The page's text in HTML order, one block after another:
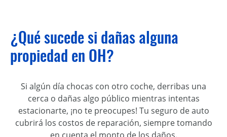
¿Qué sucede si dañas alguna
propiedad en OH?
Si algún día chocas con otro coche, derribas una
cerca o dañas algo público mientras intentas
estacionarte, ¡no te preocupes! Tu seguro de auto
cubrirá los costos de reparación, siempre tomando
en cuenta el monto de los daños.